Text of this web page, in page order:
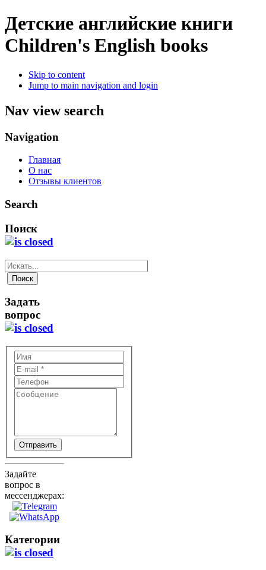
Детские английские книги
Children's English books
Skip to content
Jump to main navigation and login
Nav view search
Navigation
Главная
О нас
Отзывы клиентов
Search
Поиск
Задать
вопрос
Отправить
Задайте
вопрос в
мессенджерах:
Категории